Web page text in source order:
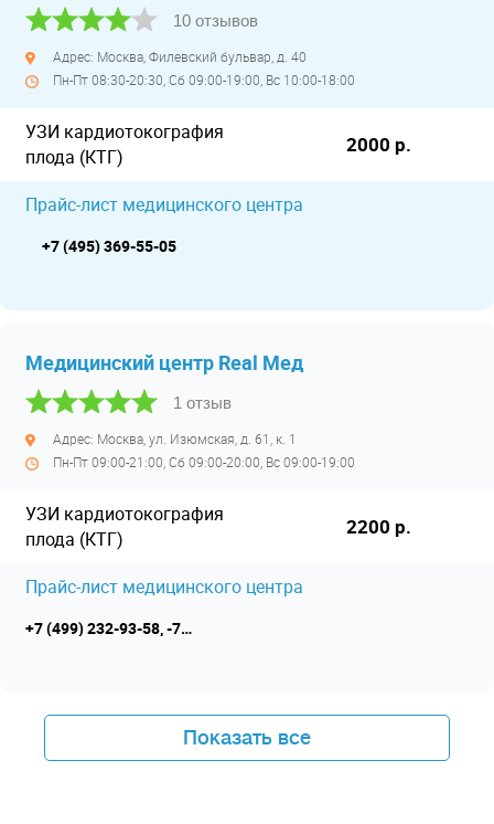
10 отзывов
Адрес: Москва, Филевский бульвар, д. 40
Пн-Пт 08:30-20:30, Сб 09:00-19:00, Вс 10:00-18:00
УЗИ кардиотокография
плода (КТГ)
2000 р.
Прайс-лист медицинского центра
+7 (495) 369-55-05
Медицинский центр Real Мед
1 отзыв
Адрес: Москва, ул. Изюмская, д. 61, к. 1
Пн-Пт 09:00-21:00, Сб 09:00-20:00, Вс 09:00-19:00
УЗИ кардиотокография
плода (КТГ)
2200 р.
Прайс-лист медицинского центра
+7 (499) 232-93-58, -7 (495) 973-68-65
Показать все